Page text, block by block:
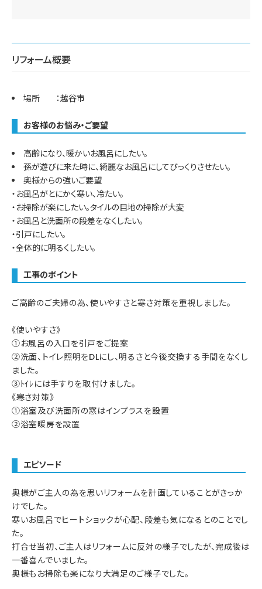
リフォーム概要
場所 ：越谷市
お客様のお悩み・ご要望
高齢になり、暖かいお風呂にしたい。
孫が遊びに来た時に、綺麗なお風呂にしてびっくりさせたい。
奥様からの強いご要望
・お風呂がとにかく寒い、冷たい。
・お掃除が楽にしたい。タイルの目地の掃除が大変
・お風呂と洗面所の段差をなくしたい。
・引戸にしたい。
・全体的に明るくしたい。
工事のポイント
ご高齢のご夫婦の為、使いやすさと寒さ対策を重視しました。
《使いやすさ》
①お風呂の入口を引戸をご提案
②洗面、トイレ照明をDLにし、明るさと今後交換する手間をなくし
ました。
③ﾄｲﾚには手すりを取付けました。
《寒さ対策》
①浴室及び洗面所の窓はインプラスを設置
②浴室暖房を設置
エピソード
奥様がご主人の為を思いリフォームを計画していることがきっか
けでした。
寒いお風呂でヒートショックが心配、段差も気になるとのことでし
た。
打合せ当初、ご主人はリフォームに反対の様子でしたが、完成後は
一番喜んでいました。
奥様もお掃除も楽になり大満足のご様子でした。